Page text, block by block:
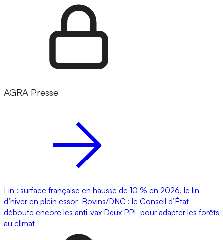
AGRA Presse
Lin : surface française en hausse de 10 % en 2026, le lin
d’hiver en plein essor Bovins/DNC : le Conseil d’État
déboute encore les anti-vax Deux PPL pour adapter les forêts
au climat